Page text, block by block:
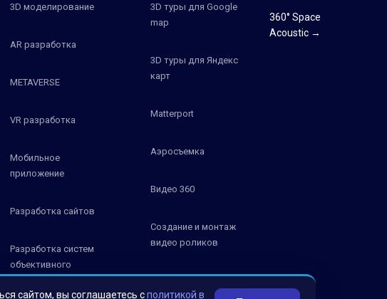
3D моделирование
AR разработка
METAVERSE
VR разработка
Мобильное
приложение
Разработка сайтов
Разработка систем
объективного
3D туры для Google
map
3D туры для Яндекс
карт
Matterport
Аэросъемка
Видео 360
Создание и монтаж
видео роликов
360° Space
Acoustic →
сайтом, вы соглашаетесь сполитикой в